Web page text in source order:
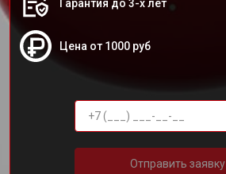
Гарантия до 3-х лет
Цена от 1000 руб
Отправить заявку